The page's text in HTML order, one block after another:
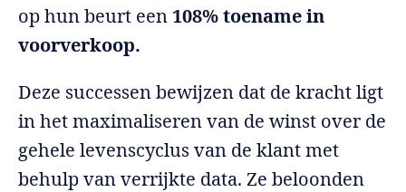
op hun beurt een 108% toename in
voorverkoop.
Deze successen bewijzen dat de kracht ligt
in het maximaliseren van de winst over de
gehele levenscyclus van de klant met
behulp van verrijkte data. Ze beloonden